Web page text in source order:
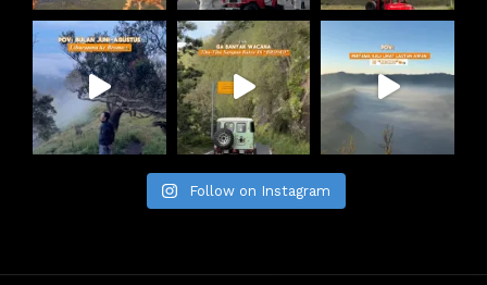
Follow on Instagram